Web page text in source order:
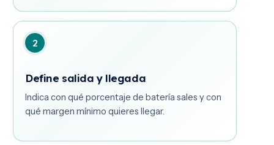
2
Define salida y llegada
Indica con qué porcentaje de batería sales y con
qué margen mínimo quieres llegar.